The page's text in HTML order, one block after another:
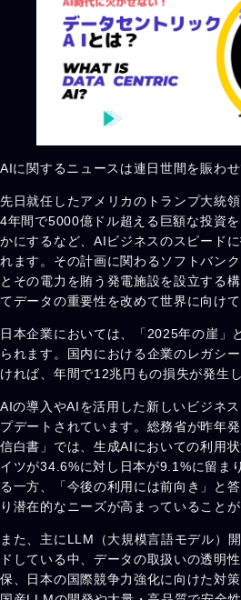
AIに関するニュースは連日世間を賑わせ
先日就任したアメリカのトランプ大統
4年間で5000億ドル超える巨額な投資
かにするなど、AIビジネスのスピード
れます。その計画に関わるソフトバン
とその電力を賄う発電施設を設立する
てデータの重要性を改めて世界に向けて
日本企業においては、「2025年の崖」
られます。国内における企業のレガシ
ければ、年間で12兆円もの損失が発生
AIの導入やAIを活用した新しいビジネ
プデートされています。総務省が昨年
信白書」では、生成AIにおいての利用
イツが34.6%に対し日本が9.1%に留ま
る一方、「今後の利用には前向き」と
り潜在的なニーズが高まっていること
また、主にLLM（大規模言語モデル）
ドしている中、データの取扱いの透明
保、日本の国際競争力強化に向けた対